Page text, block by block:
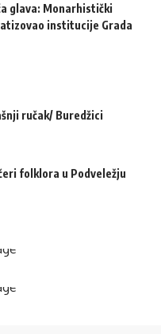
glava: Monarhistički
institucije Grada
ručak/ Buredžici
folklora u Podveležju